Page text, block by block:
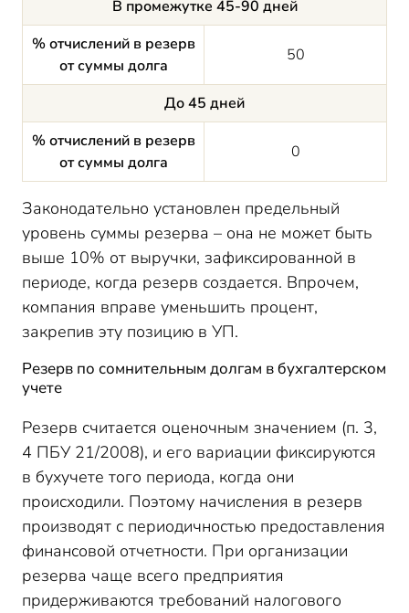
В промежутке 45-90 дней
% отчислений в резерв
от суммы долга
50
До 45 дней
% отчислений в резерв
от суммы долга
0
Законодательно установлен предельный
уровень суммы резерва – она не может быть
выше 10% от выручки, зафиксированной в
периоде, когда резерв создается. Впрочем,
компания вправе уменьшить процент,
закрепив эту позицию в УП.
Резерв по сомнительным долгам в бухгалтерском
учете
Резерв считается оценочным значением (п. 3,
4 ПБУ 21/2008), и его вариации фиксируются
в бухучете того периода, когда они
происходили. Поэтому начисления в резерв
производят с периодичностью предоставления
финансовой отчетности. При организации
резерва чаще всего предприятия
придерживаются требований налогового